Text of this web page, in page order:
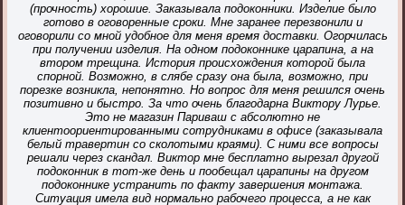
(прочность) хорошие. Заказывала подоконники. Изделие было
готово в оговоренные сроки. Мне заранее перезвонили и
оговорили со мной удобное для меня время доставки. Огорчилась
при получении изделия. На одном подоконнике царапина, а на
втором трещина. История происхождения которой была
спорной. Возможно, в слябе сразу она была, возможно, при
порезке возникла, непонятно. Но вопрос для меня решился очень
позитивно и быстро. За что очень благодарна Виктору Лурье.
Это не магазин Париваш с абсолютно не
клиентоориентированными сотрудниками в офисе (заказывала
белый травертин со сколотыми краями). С ними все вопросы
решали через скандал. Виктор мне бесплатно вырезал другой
подоконник в тот-же день и пообещал царапины на другом
подоконнике устранить по факту завершения монтажа.
Ситуация имела вид нормально рабочего процесса, а не как